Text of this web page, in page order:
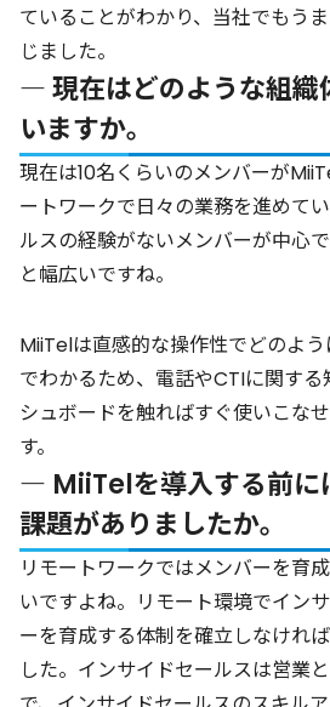
ていることがわかり、当社でもう
じました。
― 現在はどのような組織
いますか。
現在は10名くらいのメンバーが
ートワークで日々の業務を進めて
ルスの経験がないメンバーが中心
と幅広いですね。
MiiTelは直感的な操作性でどのよ
でわかるため、電話やCTIに関す
シュボードを触ればすぐ使いこな
す。
― MiiTelを導入する前に
課題がありましたか。
リモートワークではメンバーを育
いですよね。リモート環境でイン
ーを育成する体制を確立しなけれ
した。インサイドセールスは営業